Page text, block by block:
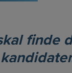
finde